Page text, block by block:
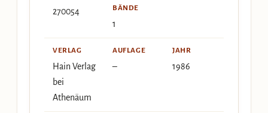
270054
BÄNDE
1
VERLAG
Hain Verlag
bei
Athenäum
AUFLAGE
–
JAHR
1986